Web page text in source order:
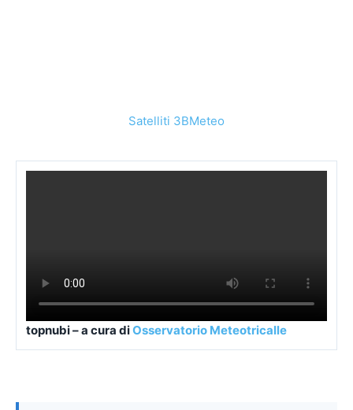
Satelliti 3BMeteo
topnubi – a cura diOsservatorio Meteotricalle